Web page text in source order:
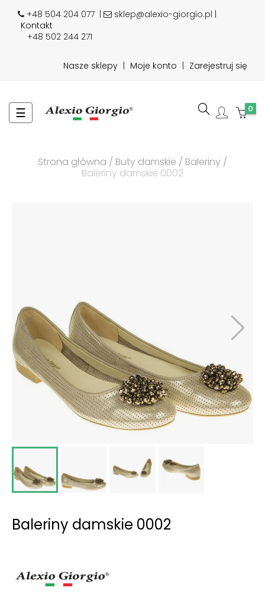
+48 504 204 077
sklep@alexio-giorgio.pl |
Kontakt
+48 502 244 271
Nasze sklepy Moje konto Zarejestruj się
Toggle
navigation
☰ 0
Strona główna Buty damskie
Baleriny
Baleriny damskie 0002
Baleriny damskie 0002